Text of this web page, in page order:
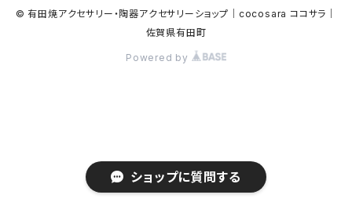
ショップに質問する
ハロウィン
カメラ
カメラ
ラッコ
© 有田焼アクセサリー・陶器アクセサリーショップ｜cocosara ココサラ｜
佐賀県有田町
Powered by